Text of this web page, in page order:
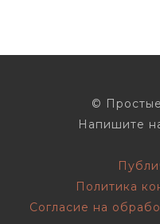
©
Напишите
Политика
Согласие на